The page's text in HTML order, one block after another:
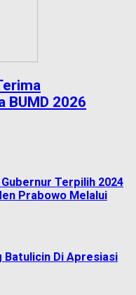
BUMD 2026
Terpilih 2024
Prabowo Melalui
Batulicin Di Apresiasi